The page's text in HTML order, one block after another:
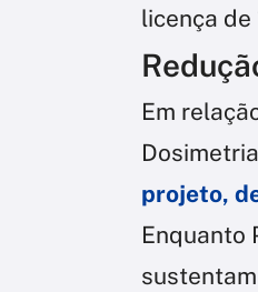
licença de
Em
projeto,
Enquanto